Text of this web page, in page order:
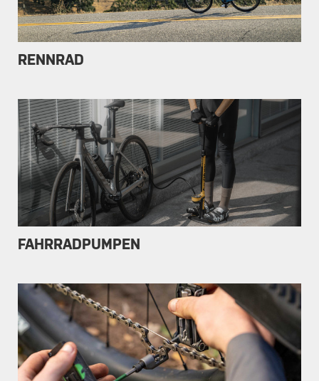
RENNRAD
FAHRRADPUMPEN